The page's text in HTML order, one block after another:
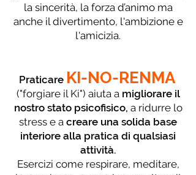
la sincerità, la forza d’animo ma
anche il divertimento, l'ambizione e
l'amicizia.
Praticare KI-NO-RENMA
("forgiare il Ki") aiuta a migliorare il
nostro stato psicofisico, a ridurre lo
stress e a creare una solida base
interiore alla pratica di qualsiasi
attività.
Esercizi come respirare, meditare,